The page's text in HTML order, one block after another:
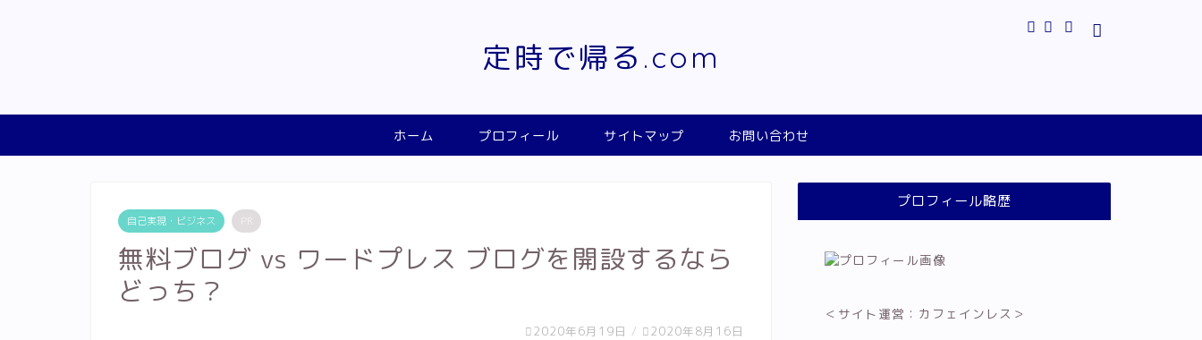
定時で帰る.com
ホーム プロフィール サイトマップ お問い合わせ
自己実現・ビジネス
無料ブログ vs ワードプレス ブログを開設するなら
どっち？
2020年6月19日 / 2020年8月16日
プロフィール略歴
＜サイト運営：カフェインレス＞